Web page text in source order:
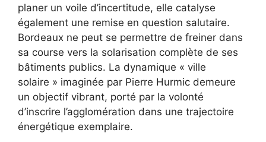
planer un voile d’incertitude, elle catalyse
également une remise en question salutaire.
Bordeaux ne peut se permettre de freiner dans
sa course vers la solarisation complète de ses
bâtiments publics. La dynamique « ville
solaire » imaginée par Pierre Hurmic demeure
un objectif vibrant, porté par la volonté
d’inscrire l’agglomération dans une trajectoire
énergétique exemplaire.